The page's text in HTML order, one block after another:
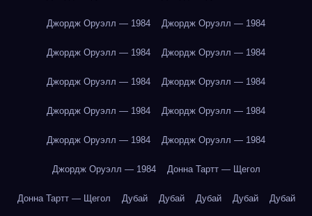
Джордж Оруэлл — 1984 Джордж Оруэлл — 1984
Джордж Оруэлл — 1984 Джордж Оруэлл — 1984
Джордж Оруэлл — 1984 Джордж Оруэлл — 1984
Джордж Оруэлл — 1984 Джордж Оруэлл — 1984
Джордж Оруэлл — 1984 Джордж Оруэлл — 1984
Джордж Оруэлл — 1984 Донна Тартт — Щегол
Донна Тартт — Щегол Дубай Дубай Дубай Дубай Дубай